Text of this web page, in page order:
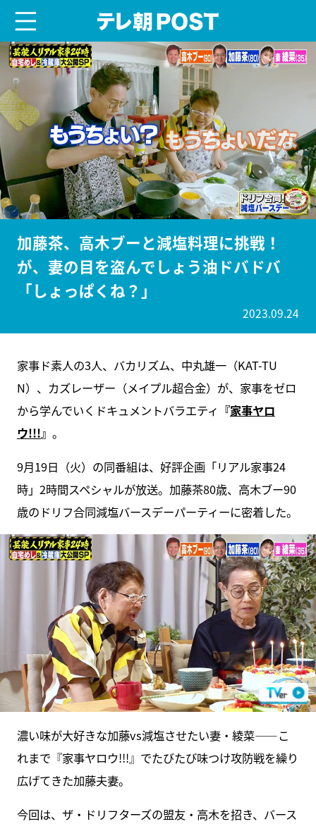
加藤茶、高木ブーと減塩料理に挑戦！
が、妻の目を盗んでしょう油ドバドバ
「しょっぱくね？」
2023.09.24
家事ド素人の3人、バカリズム、中丸雄一（KAT-TU
N）、カズレーザー（メイプル超合金）が、家事をゼロ
から学んでいくドキュメントバラエティ 『家事ヤロ
ウ!!!』 。
9月19日（火）の同番組は、好評企画「リアル家事24
時」2時間スペシャルが放送。加藤茶80歳、高木ブー90
歳のドリフ合同減塩バースデーパーティーに密着した。
濃い味が大好きな加藤vs減塩させたい妻・綾菜――こ
れまで『家事ヤロウ!!!』でたびたび味つけ攻防戦を繰り
広げてきた加藤夫妻。
今回は、ザ・ドリフターズの盟友・高木を招き、バース